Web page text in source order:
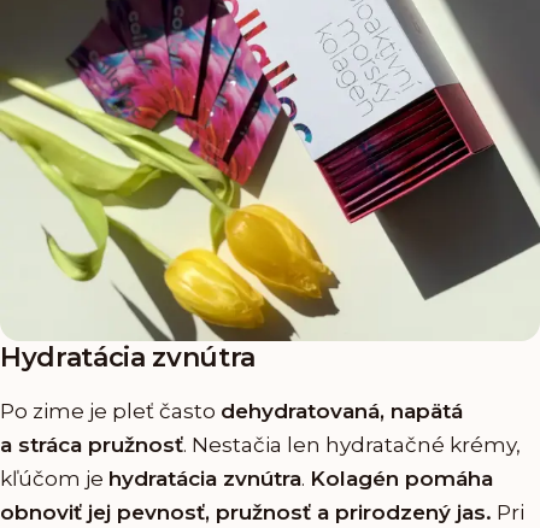
Hydratácia zvnútra
Po zime je pleť často dehydratovaná, napätá
a stráca pružnosť. Nestačia len hydratačné krémy,
kľúčom je hydratácia zvnútra. Kolagén pomáha
obnoviť jej pevnosť, pružnosť a prirodzený jas. Pri